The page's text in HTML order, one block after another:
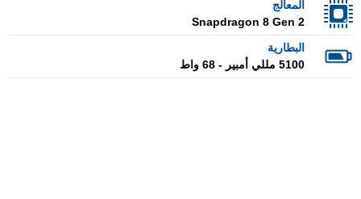
المعالج
Snapdragon 8 Gen 2
البطارية
5100 مللي أمبير - 68 واط